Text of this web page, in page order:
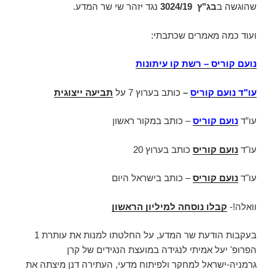
שהוגשה בבג"ץ 3024/19 נגד יזהר שי שר המדע.
ועוד כמה מאמרים שכתבתי:
נועם קוריס – רשת קו עיתונות
עו"ד נועם קוריס – כותב בערוץ 7 על תביעה ייצוגית
עו”ד נועם קוריס– כותב במקור ראשון
עו"ד נועם קוריס כותב בערוץ 20
עו"ד נועם קוריס– כותב בישראל היום
וואלה!- קבלו נוסחה למיליון הראשון
בעקבות הודעת שר המדע, על החלטתו למנות את עותרת 1
הפרופ' יעל אמיתי לנגידה במועצת הנגידים של קרן
גרמניה-ישראל למחקר ולפיתוח מדעי, העתירה דנן מיצתה את